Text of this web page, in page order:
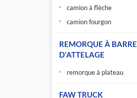
camion à flèche
camion fourgon
REMORQUE À BARRE
D'ATTELAGE
remorque à plateau
FAW TRUCK